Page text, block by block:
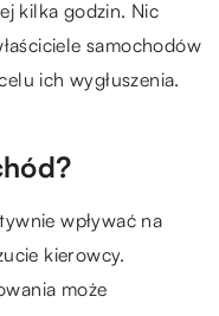
kilka godzin. Nic
samochodów
ich wygłuszenia.
wpływać na
kierowcy.
może